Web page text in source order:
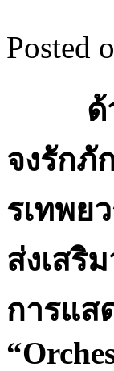
Posted
ด้วย
จงรักภั
รเทพย
ส่งเสริ
การแส